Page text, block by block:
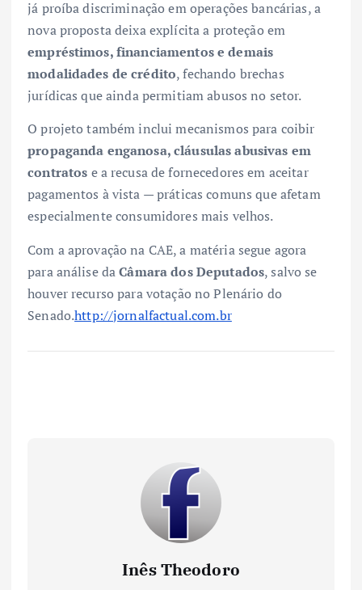
já proíba discriminação em operações bancárias, a
nova proposta deixa explícita a proteção em
empréstimos, financiamentos e demais
modalidades de crédito, fechando brechas
jurídicas que ainda permitiam abusos no setor.
O projeto também inclui mecanismos para coibir
propaganda enganosa, cláusulas abusivas em
contratos e a recusa de fornecedores em aceitar
pagamentos à vista — práticas comuns que afetam
especialmente consumidores mais velhos.
Com a aprovação na CAE, a matéria segue agora
para análise daCâmara dos Deputados, salvo se
houver recurso para votação no Plenário do
Senado.http://jornalfactual.com.br
Inês Theodoro